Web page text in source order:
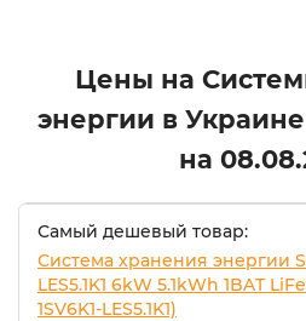
Цены на
энергии в
на
Самый дешевый товар:
Система хранения энергии
LES5.1K1 6kW 5.1kWh 1BAT
1SV6K1-LES5.1K1)